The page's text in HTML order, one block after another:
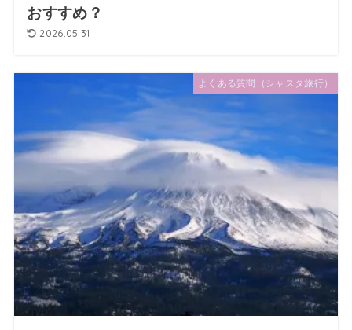
おすすめ？
2026.05.31
よくある質問（シャスタ旅行）